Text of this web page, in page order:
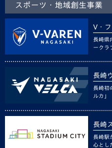
スポーツ・地域創生事業
V・
長崎県
ークラ
長崎
長崎初
ルカ」
長崎
長崎駅
心とし